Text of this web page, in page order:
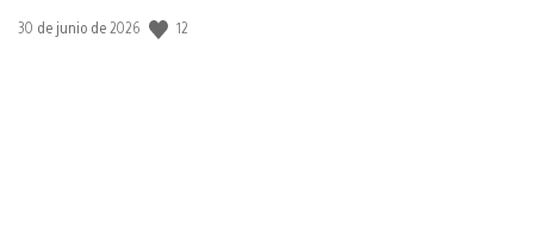
Fecha
30 de junio de 2026 12